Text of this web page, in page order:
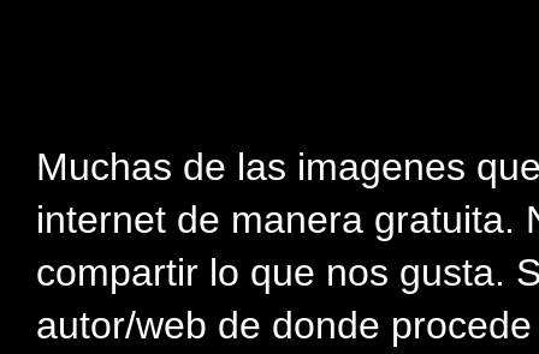
Muchas de las imagenes
internet de manera gratuita.
compartir lo que nos gusta.
autor/web de donde